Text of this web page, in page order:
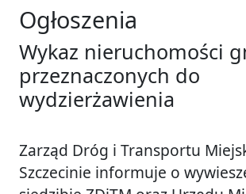
Ogłoszenia
Wykaz nieruchomości
przeznaczonych do
wydzierżawienia
Zarząd Dróg i Transportu
Szczecinie informuje o